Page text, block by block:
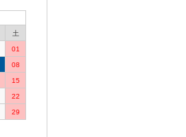
土
01
08
15
22
29